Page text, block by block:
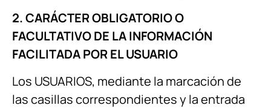
2. CARÁCTER OBLIGATORIO O
FACULTATIVO DE LA INFORMACIÓN
FACILITADA POR EL USUARIO
Los USUARIOS, mediante la marcación de
las casillas correspondientes y la entrada